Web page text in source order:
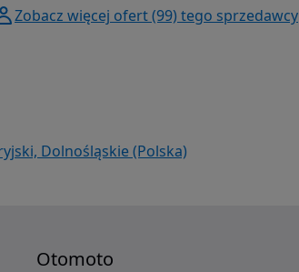
Zobacz więcej ofert (99) tego sprzedawcy
Dolnośląskie (Polska)
Otomoto